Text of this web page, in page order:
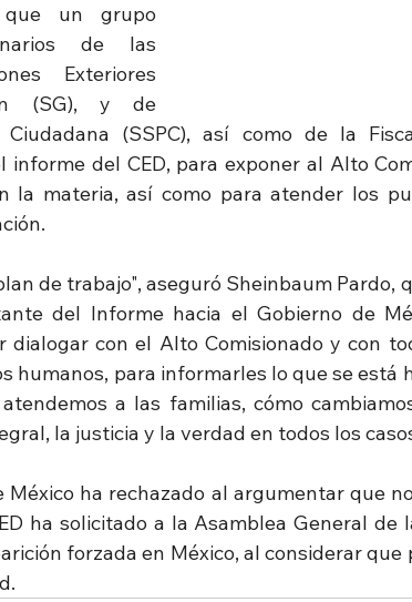
que un grupo
de las
Exteriores
(SG), y de
Ciudadana (SSPC), así como de la
informe del CED, para exponer al Alto
la materia, así como para atender los
de trabajo", aseguró Sheinbaum Pardo,
del Informe hacia el Gobierno de
dialogar con el Alto Comisionado y con
humanos, para informarles lo que se está
a las familias, cómo
la justicia y la verdad en todos los
ha rechazado al argumentar que
ha solicitado a la Asamblea General de
forzada en México, al considerar